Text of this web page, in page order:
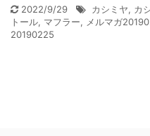
2022/9/29 カシミヤ, カ
トール, マフラー, メルマガ
20190225